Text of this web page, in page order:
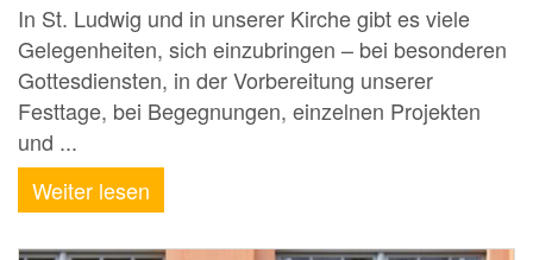
In St. Ludwig und in unserer Kirche gibt es viele
Gelegenheiten, sich einzubringen – bei besonderen
Gottesdiensten, in der Vorbereitung unserer
Festtage, bei Begegnungen, einzelnen Projekten
und ...
Weiter lesen